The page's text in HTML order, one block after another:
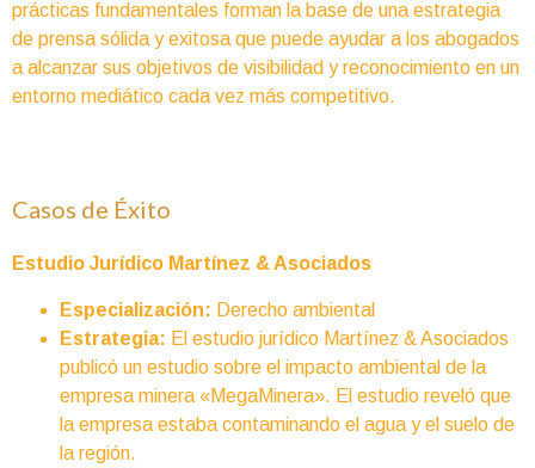
prácticas fundamentales forman la base de una estrategia
de prensa sólida y exitosa que puede ayudar a los abogados
a alcanzar sus objetivos de visibilidad y reconocimiento en un
entorno mediático cada vez más competitivo.
Casos de Éxito
Estudio Jurídico Martínez & Asociados
Especialización: Derecho ambiental
Estrategia: El estudio jurídico Martínez & Asociados
publicó un estudio sobre el impacto ambiental de la
empresa minera «MegaMinera». El estudio reveló que
la empresa estaba contaminando el agua y el suelo de
la región.